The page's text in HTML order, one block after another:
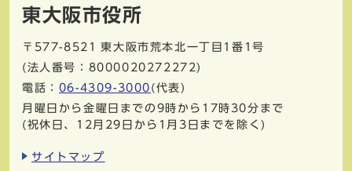
東大阪市役所
〒577-8521
東大阪市荒本北一丁目1番1号
(法人番号：8000020272272)
電話： 06-4309-3000 (代表)
月曜日から金曜日までの9時から17時30分まで
(祝休日、12月29日から1月3日までを除く)
サイトマップ